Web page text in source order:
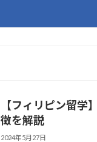
【フィリピン留
徴を解説
2024年5月27日